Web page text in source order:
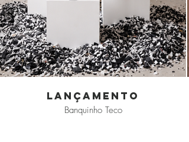
LANÇAMENTO
Banquinho Teco